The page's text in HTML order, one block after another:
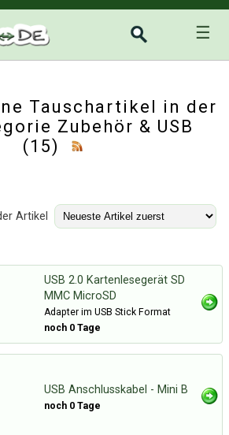
☰
Tauschartikel in der
Zubehör & USB
(15)
Artikel
USB 2.0 Kartenlesegerät SD
MMC MicroSD
Adapter im USB Stick Format
noch 0 Tage
USB Anschlusskabel - Mini B
noch 0 Tage